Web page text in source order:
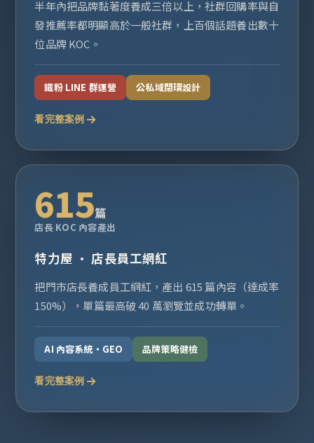
半年內把品牌黏著度養成三倍以上，社群回購率與自
發推薦率都明顯高於一般社群，上百個話題養出數十
位品牌 KOC。
鐵粉 LINE 群運營 公私域閉環設計
看完整案例
615篇
店長 KOC 內容產出
特力屋 · 店長員工網紅
把門市店長養成員工網紅，產出 615 篇內容（達成率
150%），單篇最高破 40 萬瀏覽並成功轉單。
AI 內容系統・GEO 品牌策略健檢
看完整案例